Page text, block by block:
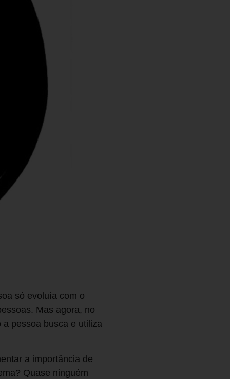
só evoluía com o
Mas agora, no
pessoa busca e utiliza
a importância de
Quase ninguém